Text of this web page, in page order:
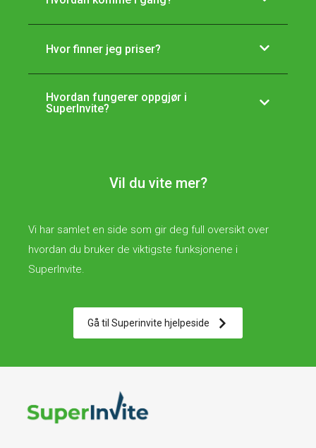
Vil du vite mer?
Vi har samlet en side som gir deg full oversikt over
hvordan du bruker de viktigste funksjonene i
SuperInvite.
Gå til Superinvite hjelpeside
Hvor finner jeg priser?
Hvordan fungerer oppgjør i
SuperInvite?